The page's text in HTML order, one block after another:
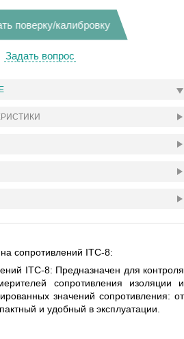
поверку/калибровку
Задать вопрос
сопротивлений ITC-8:
ITC-8: Предназначен для контроля
сопротивления изоляции и
значений сопротивления: от
и удобный в эксплуатации.